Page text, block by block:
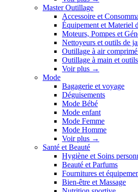
Master Outillage
Accessoire et
Équipement et Materiel
Moteurs, Pompes et
Nettoyeurs et outils de
Outillage à air
Outillage à main et
Voir plus →
Mode
Bagagerie et voyage
Déguisements
Mode Bébé
Mode enfant
Mode Femme
Mode Homme
Voir plus →
Santé et Beauté
Hygiène et Soins
Beauté et Parfums
Fournitures et
Bien-être et Massage